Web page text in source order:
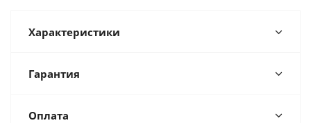
Характеристики
Гарантия
Оплата